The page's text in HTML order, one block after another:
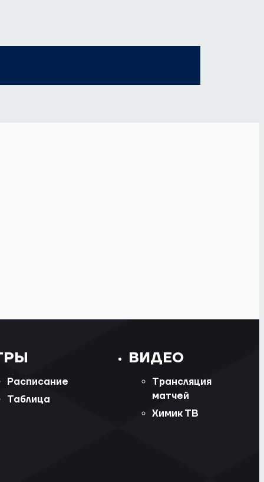
Расписание
Таблица
ВИДЕО
Трансляция
матчей
Химик ТВ